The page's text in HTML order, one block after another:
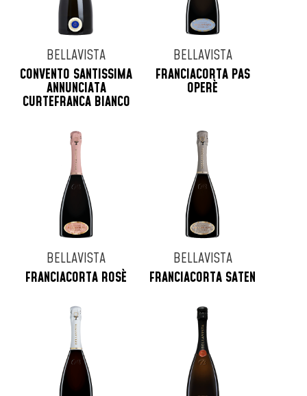
BELLAVISTA
CONVENTO SANTISSIMA
ANNUNCIATA
CURTEFRANCA BIANCO
BELLAVISTA
FRANCIACORTA PAS
OPERÈ
BELLAVISTA
FRANCIACORTA ROSÈ
BELLAVISTA
FRANCIACORTA SATEN